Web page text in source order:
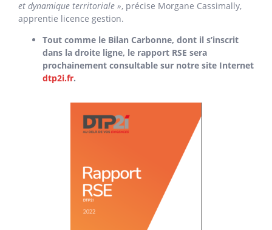
et dynamique territoriale », précise Morgane Cassimally,
apprentie licence gestion.
Tout comme le Bilan Carbonne, dont il s’inscrit
dans la droite ligne, le rapport RSE sera
prochainement consultable sur notre site Internet
dtp2i.fr.